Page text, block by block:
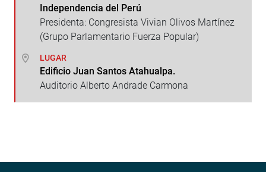
Independencia del Perú
Presidenta: Congresista Vivian Olivos Martínez
(Grupo Parlamentario Fuerza Popular)
LUGAR
Edificio Juan Santos Atahualpa.
Auditorio Alberto Andrade Carmona